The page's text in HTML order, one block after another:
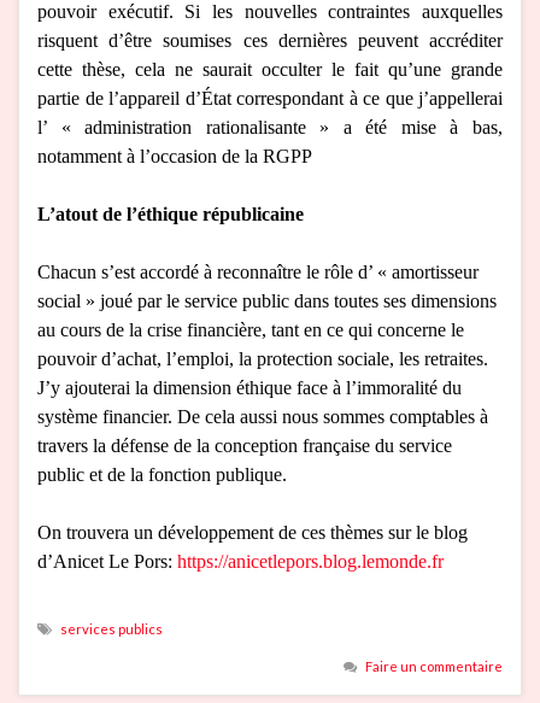
pouvoir exécutif. Si les nouvelles contraintes auxquelles
risquent d’être soumises ces dernières peuvent accréditer
cette thèse, cela ne saurait occulter le fait qu’une grande
partie de l’appareil d’État correspondant à ce que j’appellerai
l’ « administration rationalisante » a été mise à bas,
notamment à l’occasion de la RGPP
L’atout de l’éthique républicaine
Chacun s’est accordé à reconnaître le rôle d’ « amortisseur
social » joué par le service public dans toutes ses dimensions
au cours de la crise financière, tant en ce qui concerne le
pouvoir d’achat, l’emploi, la protection sociale, les retraites.
J’y ajouterai la dimension éthique face à l’immoralité du
système financier. De cela aussi nous sommes comptables à
travers la défense de la conception française du service
public et de la fonction publique.
On trouvera un développement de ces thèmes sur le blog
d’Anicet Le Pors: https://anicetlepors.blog.lemonde.fr
services publics
Faire un commentaire